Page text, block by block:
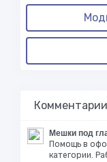
Комментарии
Мешки под
Помощь в
категории.